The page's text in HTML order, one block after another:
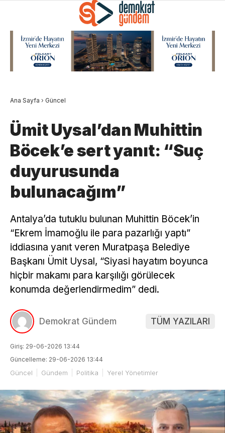
Ana Sayfa › Güncel
Ümit Uysal’dan Muhittin
Böcek’e sert yanıt: “Suç
duyurusunda
bulunacağım”
Antalya’da tutuklu bulunan Muhittin Böcek’in
“Ekrem İmamoğlu ile para pazarlığı yaptı”
iddiasına yanıt veren Muratpaşa Belediye
Başkanı Ümit Uysal, “Siyasi hayatım boyunca
hiçbir makamı para karşılığı görülecek
konumda değerlendirmedim” dedi.
Demokrat Gündem TÜM YAZILARI
Giriş: 29-06-2026 13:44
Güncelleme: 29-06-2026 13:44
Güncel Gündem Politika Yerel Yönetimler